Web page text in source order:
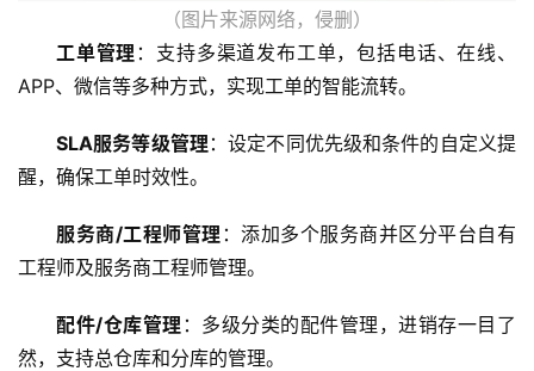
（图片来源网络，侵删）
工单管理 ：支持多渠道发布工单，包括电话、在线、
APP、微信等多种方式，实现工单的智能流转。
SLA服务等级管理 ：设定不同优先级和条件的自定义提
醒，确保工单时效性。
服务商/工程师管理 ：添加多个服务商并区分平台自有
工程师及服务商工程师管理。
配件/仓库管理 ：多级分类的配件管理，进销存一目了
然，支持总仓库和分库的管理。